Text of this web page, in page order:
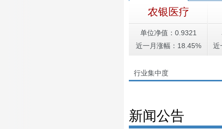
农银医疗
单位净值：0.9321
近一月涨幅：18.45%
近
行业集中度
新闻公告